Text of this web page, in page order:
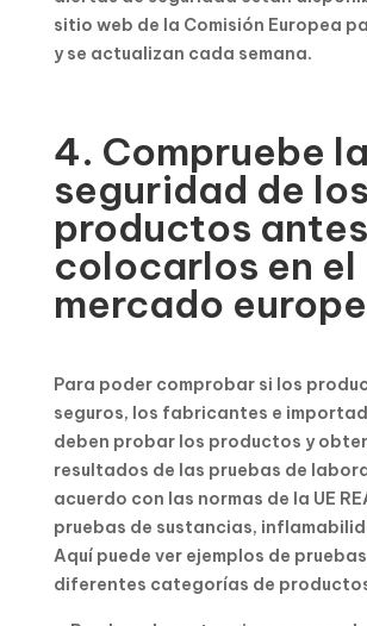
sitio web de la Comisión Europea
y se actualizan cada semana.
4. Compruebe la
seguridad de los
productos
colocarlos en el
mercado
Para poder comprobar si los
seguros, los fabricantes e
deben probar los productos y
resultados de las pruebas de
acuerdo con las normas de la UE
pruebas de sustancias,
Aquí puede ver ejemplos de
diferentes categorías de